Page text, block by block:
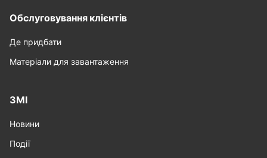
Обслуговування клієнтів
Де придбати
Матеріали для завантаження
ЗМІ
Новини
Події